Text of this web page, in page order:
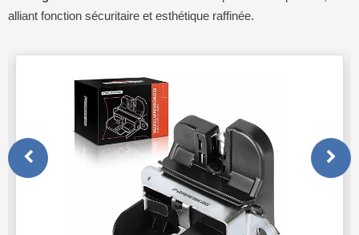
alliant fonction sécuritaire et esthétique raffinée.